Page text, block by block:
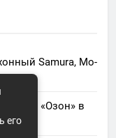
Samura, Mo-
для «Озон» в
его